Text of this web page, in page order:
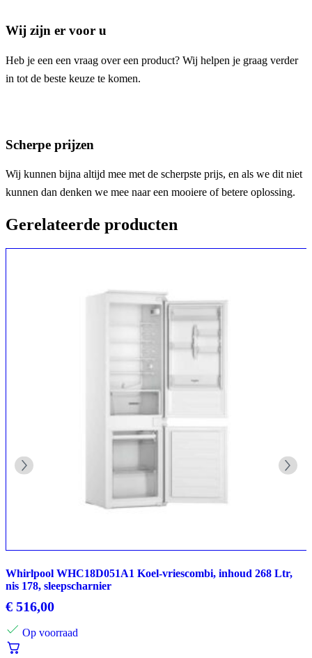
Wij zijn er voor u
Heb je een een vraag over een product? Wij helpen je graag verder
in tot de beste keuze te komen.
Scherpe prijzen
Wij kunnen bijna altijd mee met de scherpste prijs, en als we dit niet
kunnen dan denken we mee naar een mooiere of betere oplossing.
Gerelateerde producten
Whirlpool WHC18D051A1 Koel-vriescombi, inhoud 268 Ltr,
nis 178, sleepscharnier
€ 516,00
Op voorraad